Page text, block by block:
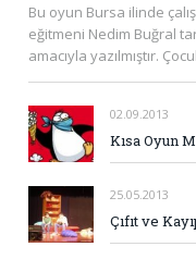
Bu oyun Bursa ilinde
eğitmeni Nedim Buğral
amacıyla yazılmıştır.
02.09.2013
Kısa Oyun
25.05.2013
Çıfıt ve